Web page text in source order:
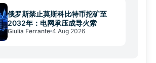
俄罗斯禁止莫斯科比特币挖矿至
2032年：电网承压成导火索
Giulia Ferrante 4 Aug 2026